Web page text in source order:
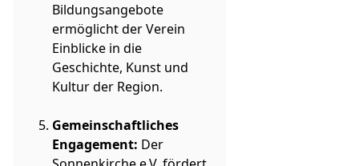
Bildungsangebote
ermöglicht der Verein
Einblicke in die
Geschichte, Kunst und
Kultur der Region.
Gemeinschaftliches
Engagement: Der